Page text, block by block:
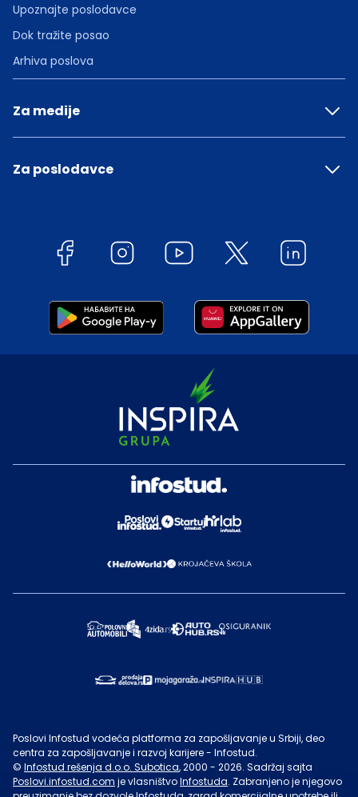
Upoznajte poslodavce
Dok tražite posao
Arhiva poslova
Za medije
Za poslodavce
Poslovi Infostud vodeća platforma za zapošljavanje u Srbiji, deo
centra za zapošljavanje i razvoj karijere - Infostud.
© Infostud rešenja d.o.o. Subotica, 2000 - 2026. Sadržaj sajta
Poslovi.infostud.com je vlasništvoInfostuda. Zabranjeno je njegovo